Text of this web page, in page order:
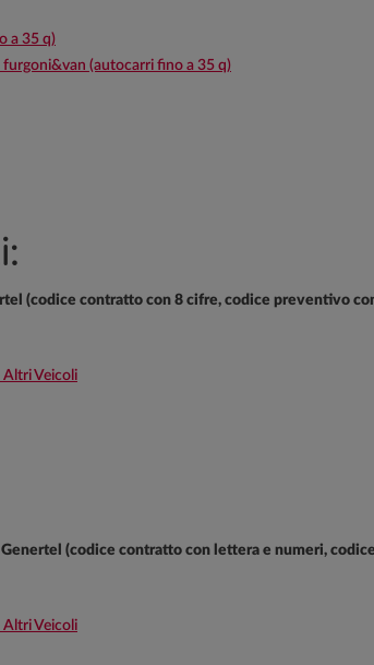
a 35 q)
(autocarri fino a 35 q)
(codice contratto con 8 cifre, codice preventivo
Veicoli
(codice contratto con lettera e numeri,
Veicoli